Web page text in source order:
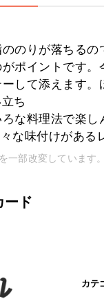
ののりが落ちる
ポイントです
して添えます
ち
ろな料理法で楽
な味付けがあ
一部改変しています。
ード
カテ